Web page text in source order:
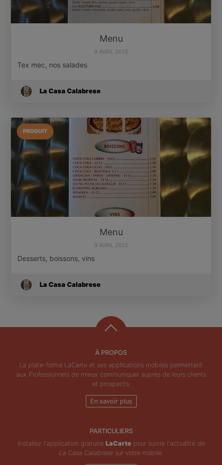
Menu
9 AVRIL 2013
Tex mec, nos salades
La Casa Calabrese
PRODUIT
Menu
9 AVRIL 2013
Desserts, boissons, vins
La Casa Calabrese
À PROPOS
La plate-forme LaCarte et ses applications mobiles permettent
aux Professionnels de mieux communiquer auprès de leurs clients
et prospects.
En savoir plus
PARTICULIERS
Installez l'application gratuite LaCartepour suivre l'actualité de
La Casa Calabrese sur votre mobile.